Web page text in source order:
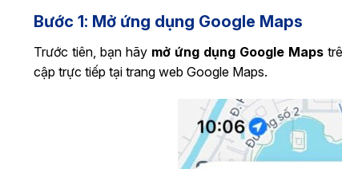
Bước 1: Mở ứng dụng Google Maps
Trước tiên, bạn hãy mở ứng dụng Google Maps
cập trực tiếp tại trang web Google Maps.